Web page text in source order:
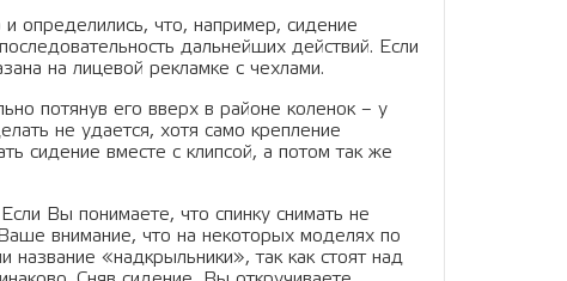
определились, что, например, сидение
дальнейших действий. Если
на лицевой рекламке с чехлами.
потянув его вверх в районе коленок – у
не удается, хотя само крепление
сидение вместе с клипсой, а потом так же
Вы понимаете, что спинку снимать не
внимание, что на некоторых моделях по
название «надкрыльники», так как стоят над